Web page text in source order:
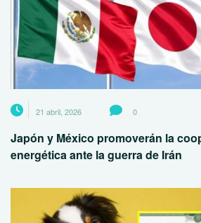
21 abril, 2026 0
Japón y México promoverán la
energética ante la guerra de Irán